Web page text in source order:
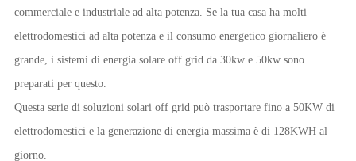
commerciale e industriale ad alta potenza. Se la tua casa ha molti
elettrodomestici ad alta potenza e il consumo energetico giornaliero è
grande, i sistemi di energia solare off grid da 30kw e 50kw sono
preparati per questo.
Questa serie di soluzioni solari off grid può trasportare fino a 50KW di
elettrodomestici e la generazione di energia massima è di 128KWH al
giorno.